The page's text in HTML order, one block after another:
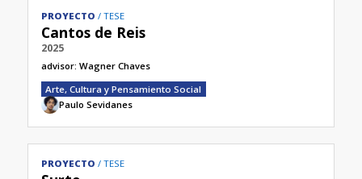
PROYECTO TESE
Cantos de Reis
2025
advisor: Wagner Chaves
Arte, Cultura y Pensamiento Social
Paulo Sevidanes
PROYECTO TESE